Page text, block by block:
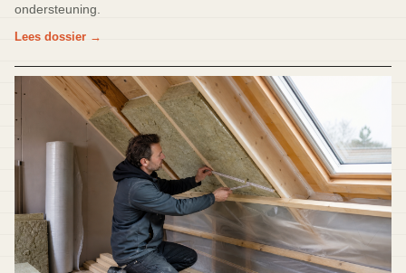
ondersteuning.
Lees dossier →